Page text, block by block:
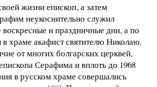
жизни епископ, а затем
неукоснительно служил
воскресные и праздничные дни, а по
в храме акафист святителю Николаю.
от многих болгарских церквей,
Серафима и вплоть до 1968
в русском храме совершались